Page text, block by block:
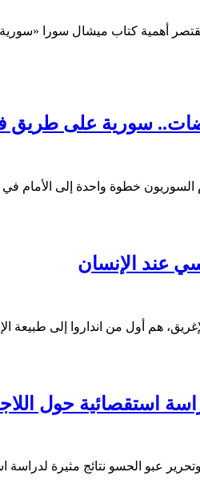
أهمية كتاب ميشال سورا
سورية على
خطوة واحدة إلى الأمام في محادثات جنيف
عند الإنسان
هم أول من انداروا إلى طبيعة
استقصائية حول
عبو الحسو نتائج مثيرة لدراسة